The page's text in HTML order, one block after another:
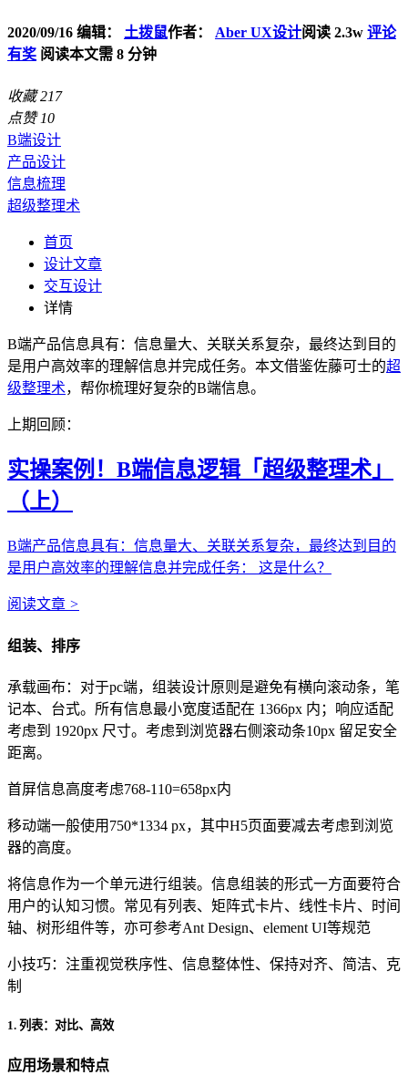
2020/09/16 编辑： 土拨鼠作者： Aber UX设计阅读 2.3w 评论
有奖 阅读本文需 8 分钟
收藏 217
点赞 10
B端设计
产品设计
信息梳理
超级整理术
首页
设计文章
交互设计
详情
B端产品信息具有：信息量大、关联关系复杂，最终达到目的
是用户高效率的理解信息并完成任务。本文借鉴佐藤可士的超
级整理术，帮你梳理好复杂的B端信息。
上期回顾：
实操案例！B端信息逻辑「超级整理术」
（上）
B端产品信息具有：信息量大、关联关系复杂，最终达到目的
是用户高效率的理解信息并完成任务： 这是什么？
阅读文章 >
组装、排序
承载画布：对于pc端，组装设计原则是避免有横向滚动条，笔
记本、台式。所有信息最小宽度适配在 1366px 内；响应适配
考虑到 1920px 尺寸。考虑到浏览器右侧滚动条10px 留足安全
距离。
首屏信息高度考虑768-110=658px内
移动端一般使用750*1334 px，其中H5页面要减去考虑到浏览
器的高度。
将信息作为一个单元进行组装。信息组装的形式一方面要符合
用户的认知习惯。常见有列表、矩阵式卡片、线性卡片、时间
轴、树形组件等，亦可参考Ant Design、element UI等规范
小技巧：注重视觉秩序性、信息整体性、保持对齐、简洁、克
制
1. 列表：对比、高效
应用场景和特点